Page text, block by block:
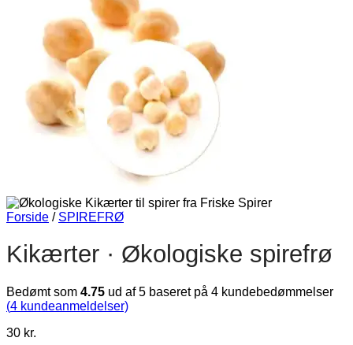
Forside / SPIREFRØ
Kikærter · Økologiske spirefrø
Bedømt som 4.75 ud af 5 baseret på 4 kundebedømmelser
(4 kundeanmeldelser)
30 kr.